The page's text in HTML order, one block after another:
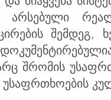
არსებული
შემდეგ,
შრომის